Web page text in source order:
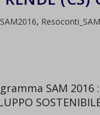
,
SAM 2016